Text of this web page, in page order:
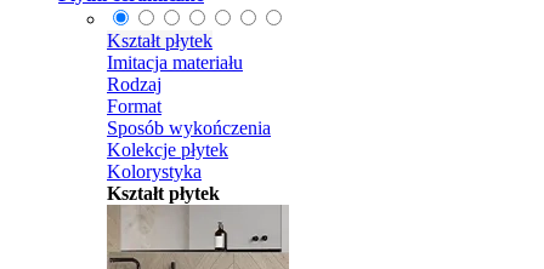
Kształt płytek
Imitacja materiału
Rodzaj
Format
Sposób wykończenia
Kolekcje płytek
Kolorystyka
Kształt płytek